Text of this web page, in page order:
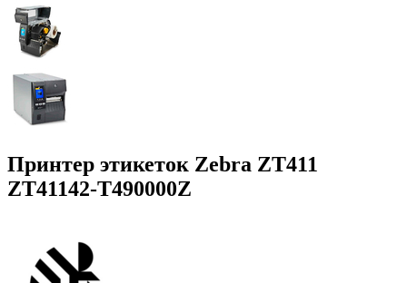
Принтер этикеток Zebra ZT411
ZT41142-T490000Z